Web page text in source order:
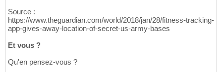
Source :
https://www.theguardian.com/world/2018/jan/28/fitness-tracking-
app-gives-away-location-of-secret-us-army-bases
Et vous ?
Qu'en pensez-vous ?